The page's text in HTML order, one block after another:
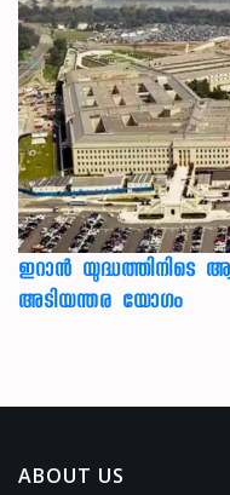
ഇറാന്‍ യുദ്ധത്തിനിടെ
അടിയന്തര യോഗം
ABOUT US